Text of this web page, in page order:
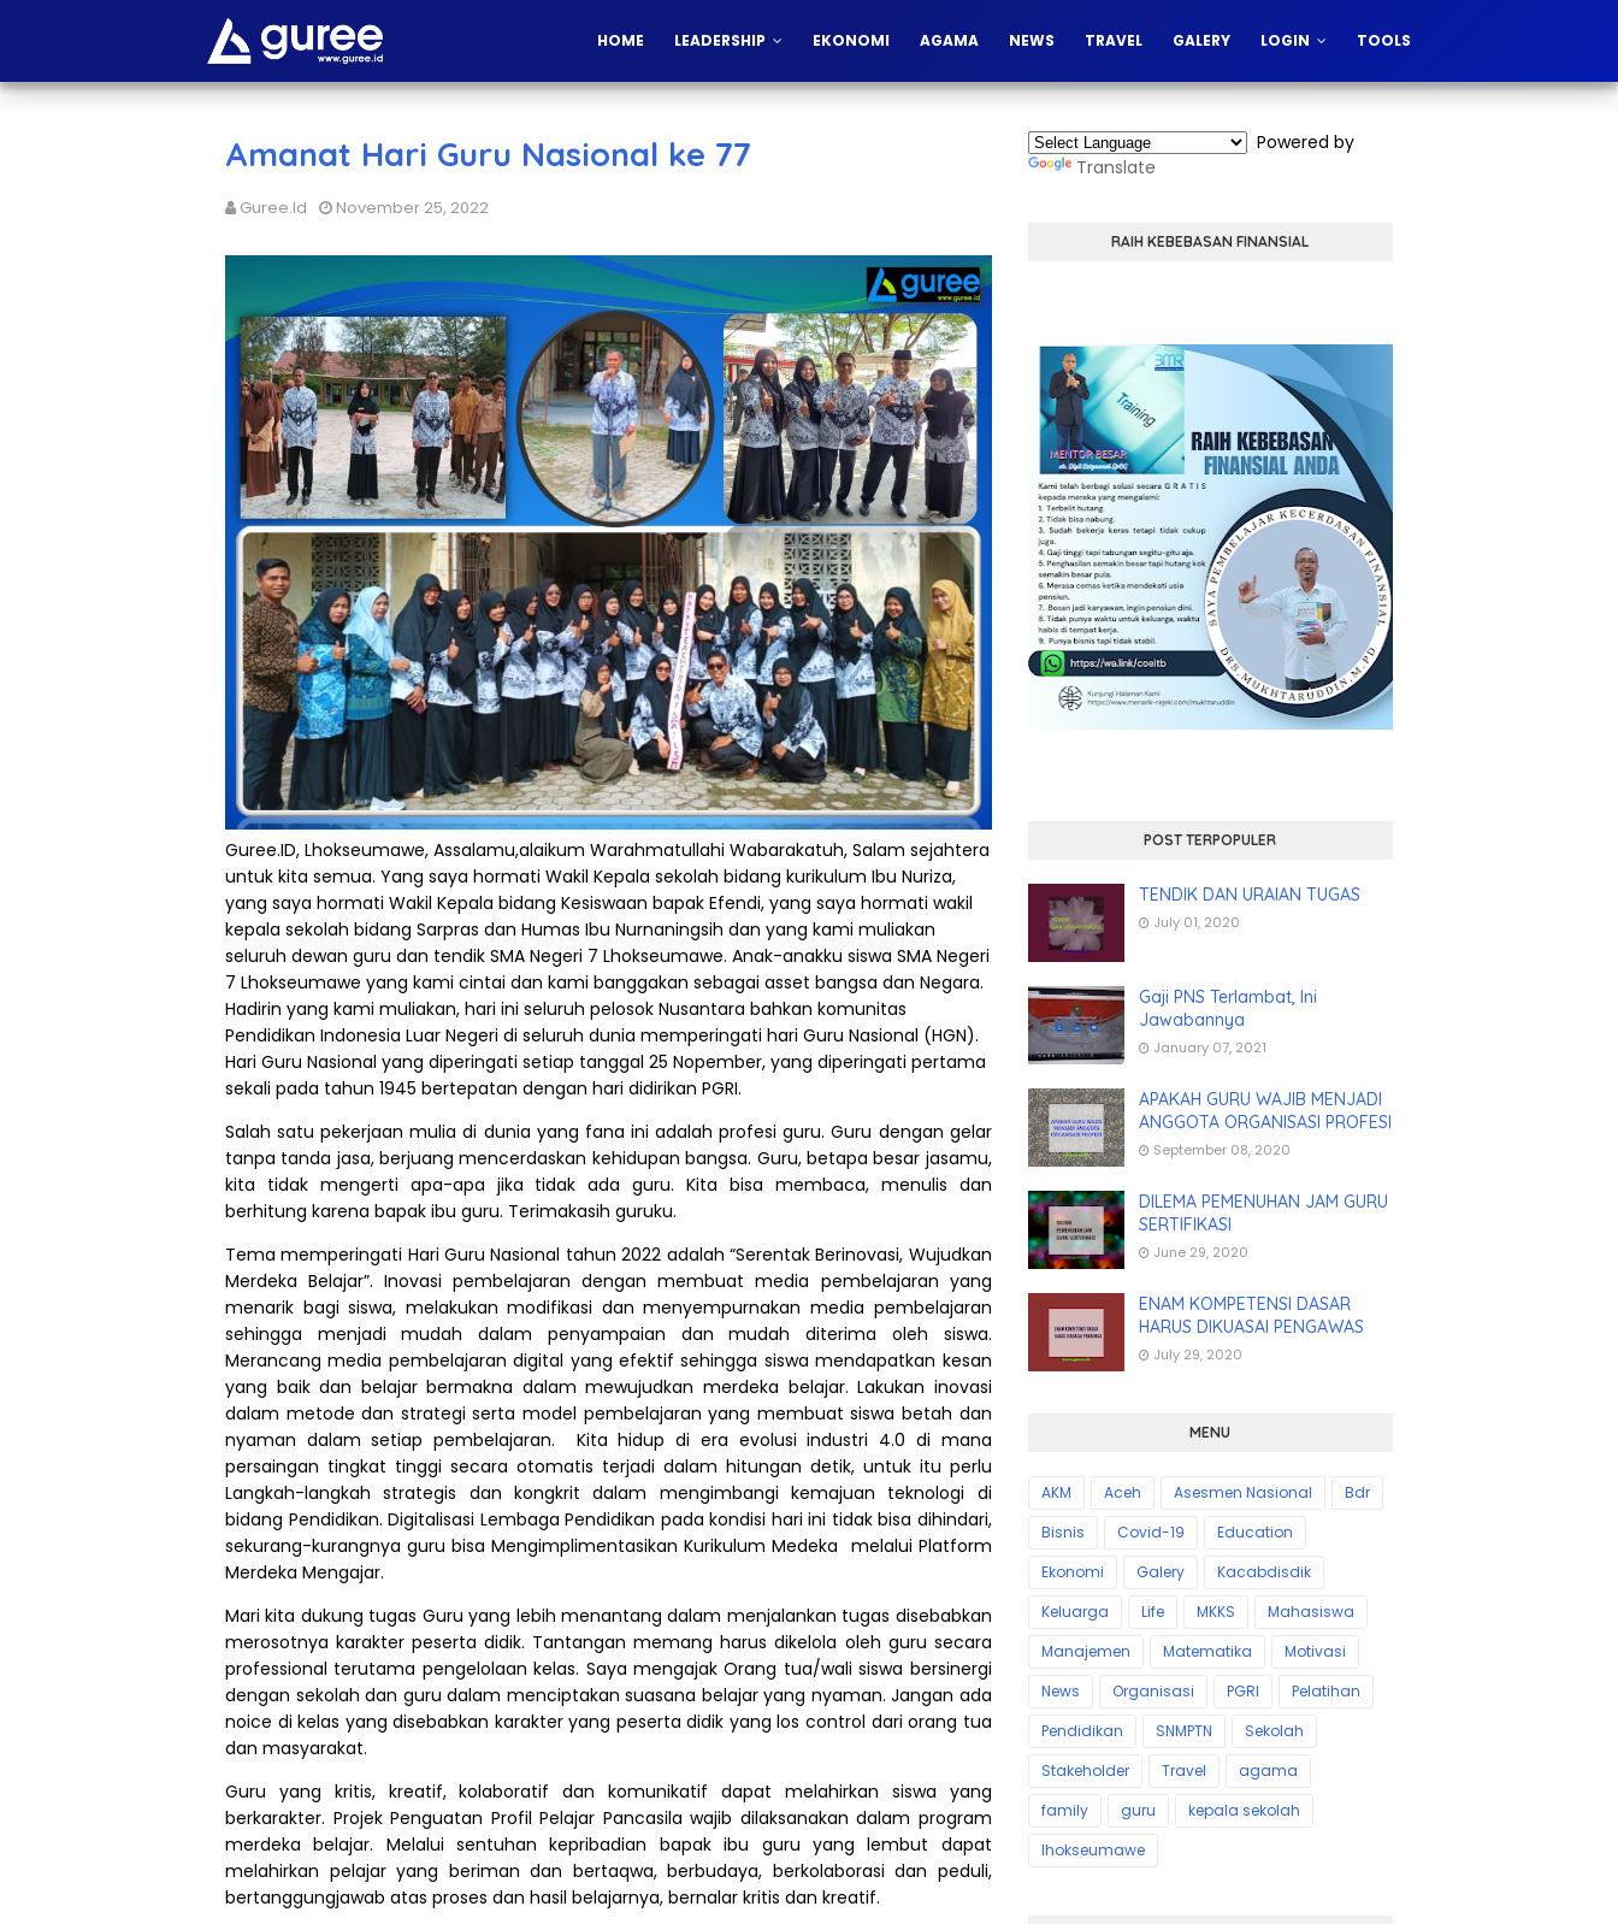
HOME LEADERSHIP EKONOMI AGAMA NEWS TRAVEL GALERY LOGIN TOOLS
Amanat Hari Guru Nasional ke 77
Guree.id November 25, 2022
Guree.ID, Lhokseumawe, Assalamu,alaikum Warahmatullahi Wabarakatuh, Salam sejahtera
untuk kita semua. Yang saya hormati Wakil Kepala sekolah bidang kurikulum Ibu Nuriza,
yang saya hormati Wakil Kepala bidang Kesiswaan bapak Efendi, yang saya hormati wakil
kepala sekolah bidang Sarpras dan Humas Ibu Nurnaningsih dan yang kami muliakan
seluruh dewan guru dan tendik SMA Negeri 7 Lhokseumawe. Anak-anakku siswa SMA Negeri
7 Lhokseumawe yang kami cintai dan kami banggakan sebagai asset bangsa dan Negara.
Hadirin yang kami muliakan, hari ini seluruh pelosok Nusantara bahkan komunitas
Pendidikan Indonesia Luar Negeri di seluruh dunia memperingati hari Guru Nasional (HGN).
Hari Guru Nasional yang diperingati setiap tanggal 25 Nopember, yang diperingati pertama
sekali pada tahun 1945 bertepatan dengan hari didirikan PGRI.
Salah satu pekerjaan mulia di dunia yang fana ini adalah profesi guru. Guru dengan gelar
tanpa tanda jasa, berjuang mencerdaskan kehidupan bangsa. Guru, betapa besar jasamu,
kita tidak mengerti apa-apa jika tidak ada guru. Kita bisa membaca, menulis dan
berhitung karena bapak ibu guru. Terimakasih guruku.
Tema memperingati Hari Guru Nasional tahun 2022 adalah “Serentak Berinovasi, Wujudkan
Merdeka Belajar”. Inovasi pembelajaran dengan membuat media pembelajaran yang
menarik bagi siswa, melakukan modifikasi dan menyempurnakan media pembelajaran
sehingga menjadi mudah dalam penyampaian dan mudah diterima oleh siswa.
Merancang media pembelajaran digital yang efektif sehingga siswa mendapatkan kesan
yang baik dan belajar bermakna dalam mewujudkan merdeka belajar. Lakukan inovasi
dalam metode dan strategi serta model pembelajaran yang membuat siswa betah dan
nyaman dalam setiap pembelajaran.
Kita hidup di era evolusi industri 4.0 di mana
persaingan tingkat tinggi secara otomatis terjadi dalam hitungan detik, untuk itu perlu
Langkah-langkah strategis dan kongkrit dalam mengimbangi kemajuan teknologi di
bidang Pendidikan. Digitalisasi Lembaga Pendidikan pada kondisi hari ini tidak bisa dihindari,
sekurang-kurangnya guru bisa Mengimplimentasikan Kurikulum Medeka melalui Platform
Merdeka Mengajar.
Mari kita dukung tugas Guru yang lebih menantang dalam menjalankan tugas disebabkan
merosotnya karakter peserta didik. Tantangan memang harus dikelola oleh guru secara
professional terutama pengelolaan kelas. Saya mengajak Orang tua/wali siswa bersinergi
dengan sekolah dan guru dalam menciptakan suasana belajar yang nyaman. Jangan ada
noice di kelas yang disebabkan karakter yang peserta didik yang los control dari orang tua
dan masyarakat.
Guru yang kritis, kreatif, kolaboratif dan komunikatif dapat melahirkan siswa yang
berkarakter. Projek Penguatan Profil Pelajar Pancasila wajib dilaksanakan dalam program
merdeka belajar. Melalui sentuhan kepribadian bapak ibu guru yang lembut dapat
melahirkan pelajar yang beriman dan bertaqwa, berbudaya, berkolaborasi dan peduli,
bertanggungjawab atas proses dan hasil belajarnya, bernalar kritis dan kreatif.
Powered by
Translate
RAIH KEBEBASAN FINANSIAL
POST TERPOPULER
TENDIK DAN URAIAN TUGAS
July 01, 2020
Gaji PNS Terlambat, Ini
Jawabannya
January 07, 2021
APAKAH GURU WAJIB MENJADI
ANGGOTA ORGANISASI PROFESI
September 08, 2020
DILEMA PEMENUHAN JAM GURU
SERTIFIKASI
June 29, 2020
ENAM KOMPETENSI DASAR
HARUS DIKUASAI PENGAWAS
July 29, 2020
MENU
AKM Aceh Asesmen Nasional
Bdr
Bisnis
Covid-19
Education
Ekonomi
Galery
Kacabdisdik
Keluarga
Life MKKS
Mahasiswa
Manajemen
Matematika
Motivasi
News
Organisasi PGRI
Pelatihan
Pendidikan
SNMPTN
Sekolah
Stakeholder
Travel
agama
family
guru
kepala sekolah
lhokseumawe